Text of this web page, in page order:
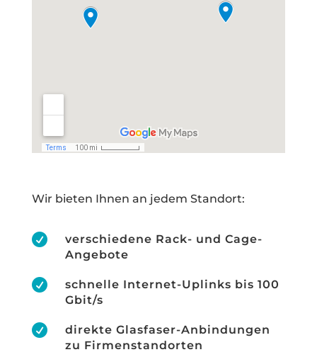
Wir bieten Ihnen an jedem Standort:

verschiedene Rack- und Cage-
Angebote

schnelle Internet-Uplinks bis 100
Gbit/s

direkte Glasfaser-Anbindungen
zu Firmenstandorten